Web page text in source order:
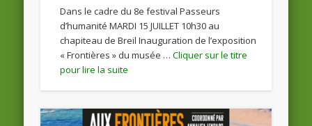
Dans le cadre du 8e festival Passeurs
d’humanité MARDI 15 JUILLET 10h30 au
chapiteau de Breil Inauguration de l’exposition
« Frontières » du musée …